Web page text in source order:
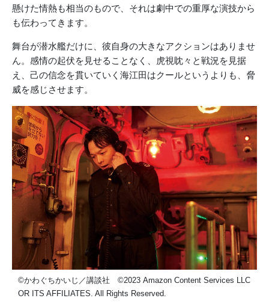
懸けた情熱も相当のもので、それは劇中での重厚な演技から
も伝わってきます。
舞台が潜水艦だけに、彼自身の大きなアクションはありませ
ん。感情の起伏を見せることなく、虎視眈々と戦況を見据
え、己の信念を貫いていく海江田はクールというよりも、脅
威を感じさせます。
©かわぐちかいじ／講談社 ©2023 Amazon Content Services LLC
OR ITS AFFILIATES. All Rights Reserved.